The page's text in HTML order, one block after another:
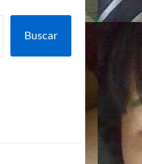
Buscar